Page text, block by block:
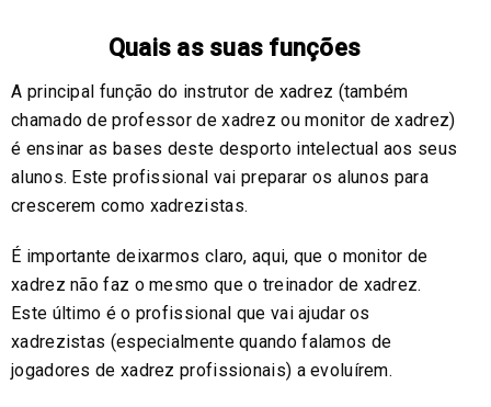
Quais as suas funções
A principal função do instrutor de xadrez (também
chamado de professor de xadrez ou monitor de xadrez)
é ensinar as bases deste desporto intelectual aos seus
alunos. Este profissional vai preparar os alunos para
crescerem como xadrezistas.
É importante deixarmos claro, aqui, que o monitor de
xadrez não faz o mesmo que o treinador de xadrez.
Este último é o profissional que vai ajudar os
xadrezistas (especialmente quando falamos de
jogadores de xadrez profissionais) a evoluírem.